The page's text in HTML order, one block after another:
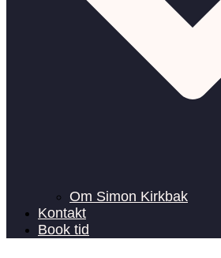
Om Simon Kirkbak
Kontakt
Book tid